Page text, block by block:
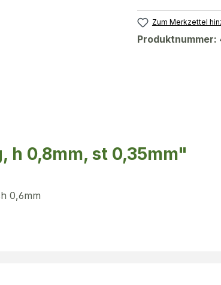
Zum Merkzettel
Produktnummer:
0,8mm, st 0,35mm"
0,6mm